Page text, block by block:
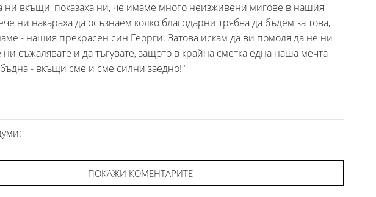
ни вкъщи, показаха ни, че имаме много неизживени мигове в нашия
ни накараха да осъзнаем колко благодарни трябва да бъдем за това,
- нашия прекрасен син Георги. Затова искам да ви помоля да не ни
съжалявате и да тъгувате, защото в крайна сметка една наша мечта
- вкъщи сме и сме силни заедно!"
ПОКАЖИ КОМЕНТАРИТЕ